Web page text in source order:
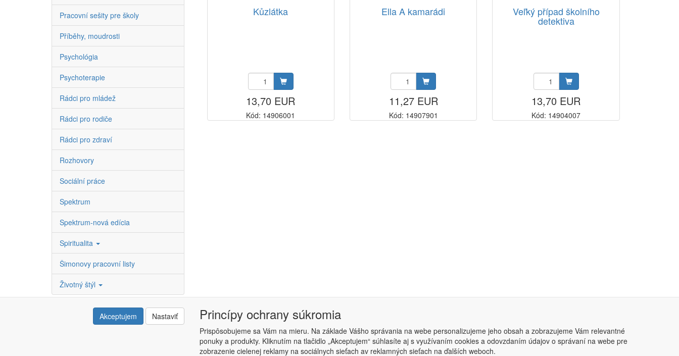
Pracovní sešity pre školy
Příběhy, moudrosti
Psychológia
Psychoterapie
Rádci pro mládež
Rádci pro rodiče
Rádci pro zdraví
Rozhovory
Sociální práce
Spektrum
Spektrum-nová edícia
Spiritualita
Šimonovy pracovní listy
Životný štýl
Kůzlátka
13,70 EUR
Kód: 14906001
Ella A kamarádi
11,27 EUR
Kód: 14907901
Veľký případ školního
detektiva
13,70 EUR
Kód: 14904007
Obchodné podmienky |Nastavenie súkromia
Akceptujem Nastaviť Princípy ochrany súkromia
Prispôsobujeme sa Vám na mieru. Na základe Vášho správania na webe personalizujeme jeho obsah a zobrazujeme Vám relevantné
ponuky a produkty. Kliknutím na tlačidlo „Akceptujem“ súhlasíte aj s využívaním cookies a odovzdaním údajov o správaní na webe pre
zobrazenie cielenej reklamy na sociálnych sieťach av reklamných sieťach na ďalších weboch.